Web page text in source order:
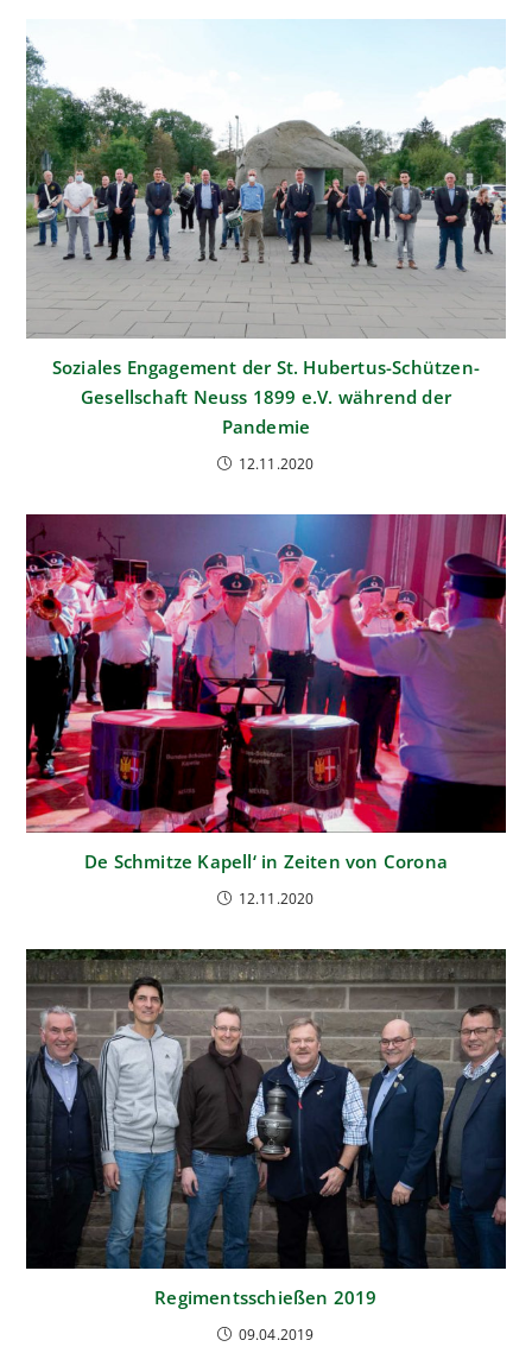
Soziales Engagement der St. Hubertus-Schützen-
Gesellschaft Neuss 1899 e.V. während der
Pandemie
12.11.2020
De Schmitze Kapell‘ in Zeiten von Corona
12.11.2020
Regimentsschießen 2019
09.04.2019